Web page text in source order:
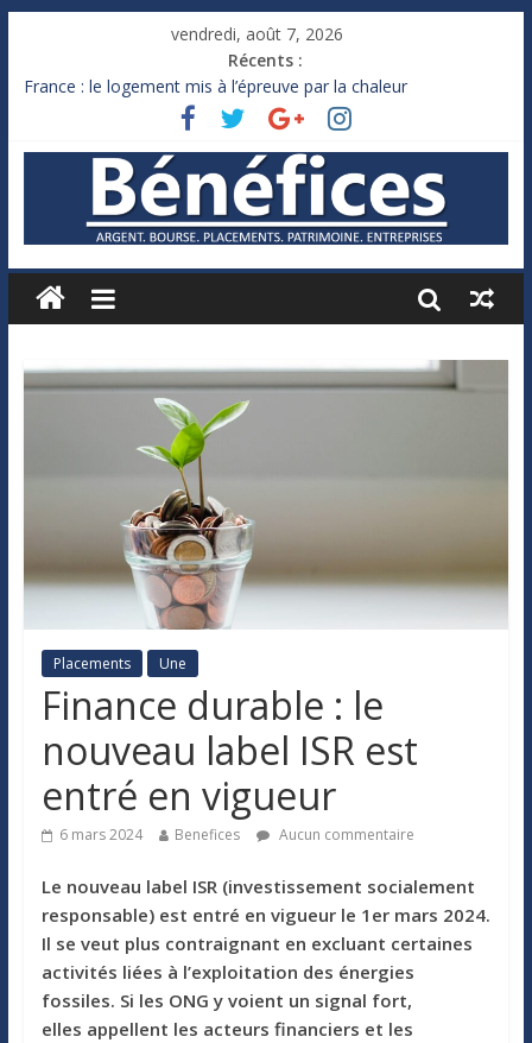
vendredi, août 7, 2026
Récents :
France : le logement mis à l’épreuve par la chaleur
Des milliards de dollars de droits de douane déjà remboursés
Royaume-Uni : Andy Burnham recule sur l’impôt
Xavier Niel, le milliardaire qui ne touche presque rien
Ruée des fortunes russes vers l’étranger
Placements Une
Finance durable : le
nouveau label ISR est
entré en vigueur
6 mars 2024 Benefices Aucun commentaire
Le nouveau label ISR (investissement socialement
responsable) est entré en vigueur le 1er mars 2024.
Il se veut plus contraignant en excluant certaines
activités liées à l’exploitation des énergies
fossiles. Si les ONG y voient un signal fort,
elles appellent les acteurs financiers et les